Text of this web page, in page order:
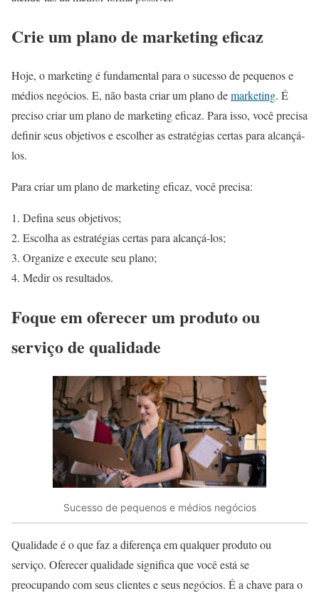
Crie um plano de marketing eficaz
Hoje, o marketing é fundamental para o sucesso de pequenos e
médios negócios. E, não basta criar um plano demarketing. É
preciso criar um plano de marketing eficaz. Para isso, você precisa
definir seus objetivos e escolher as estratégias certas para alcançá-
los.
Para criar um plano de marketing eficaz, você precisa:
Defina seus objetivos;
Escolha as estratégias certas para alcançá-los;
Organize e execute seu plano;
Medir os resultados.
Foque em oferecer um produto ou
serviço de qualidade
Sucesso de pequenos e médios negócios
Qualidade é o que faz a diferença em qualquer produto ou
serviço. Oferecer qualidade significa que você está se
preocupando com seus clientes e seus negócios. É a chave para o